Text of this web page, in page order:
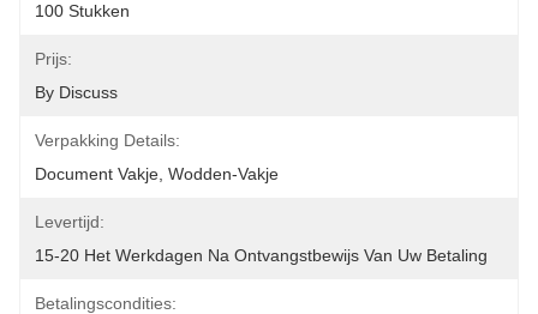
100 Stukken
Prijs:
By Discuss
Verpakking Details:
Document Vakje, Wodden-Vakje
Levertijd:
15-20 Het Werkdagen Na Ontvangstbewijs Van Uw Betaling
Betalingscondities: